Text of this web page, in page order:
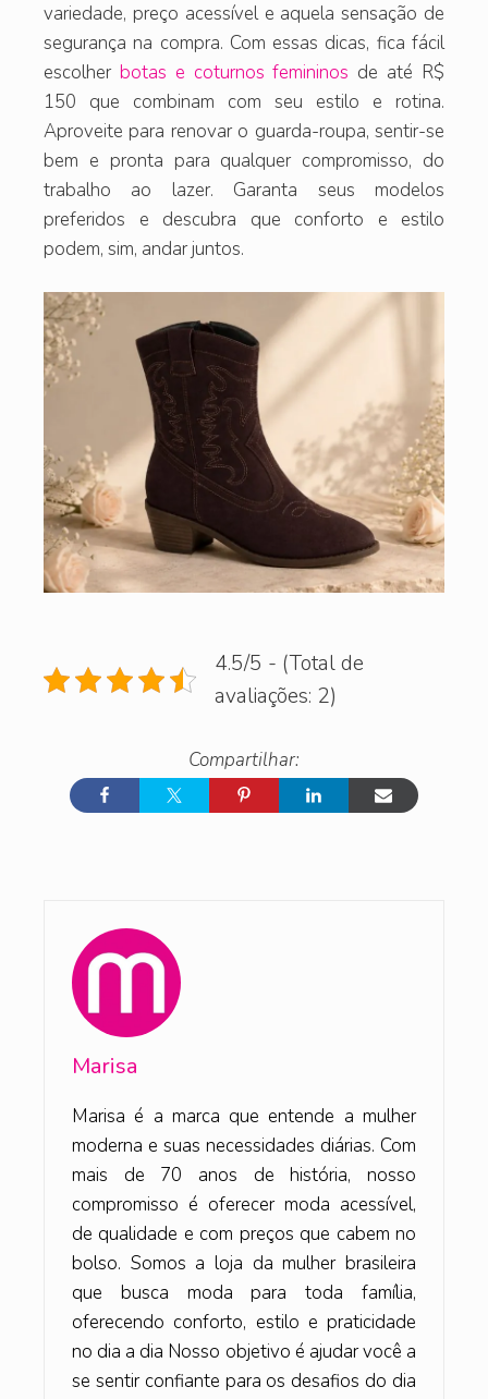
variedade, preço acessível e aquela sensação de
segurança na compra. Com essas dicas, fica fácil
escolher botas e coturnos femininos de até R$
150 que combinam com seu estilo e rotina.
Aproveite para renovar o guarda-roupa, sentir-se
bem e pronta para qualquer compromisso, do
trabalho ao lazer. Garanta seus modelos
preferidos e descubra que conforto e estilo
podem, sim, andar juntos.
4.5/5 - (Total de
avaliações: 2)
Marisa
Marisa é a marca que entende a mulher
moderna e suas necessidades diárias. Com
mais de 70 anos de história, nosso
compromisso é oferecer moda acessível,
de qualidade e com preços que cabem no
bolso. Somos a loja da mulher brasileira
que busca moda para toda família,
oferecendo conforto, estilo e praticidade
no dia a dia Nosso objetivo é ajudar você a
se sentir confiante para os desafios do dia